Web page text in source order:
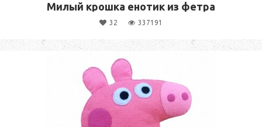
Милый крошка енотик из фетра
32 337191